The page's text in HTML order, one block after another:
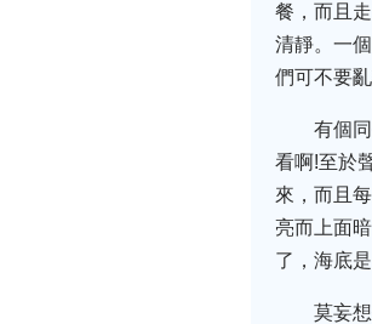
餐，而且
清靜。一
們可不要
有個
看啊!至於
來，而且
亮而上面
了，海底
莫妄